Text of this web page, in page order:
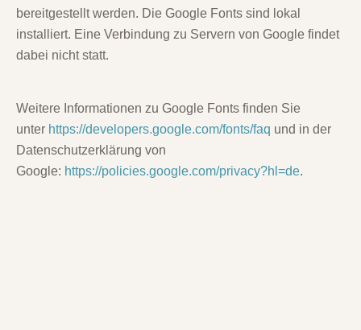
bereitgestellt werden. Die Google Fonts sind lokal
installiert. Eine Verbindung zu Servern von Google findet
dabei nicht statt.
Weitere Informationen zu Google Fonts finden Sie
unter https://developers.google.com/fonts/faq und in der
Datenschutzerklärung von
Google: https://policies.google.com/privacy?hl=de.